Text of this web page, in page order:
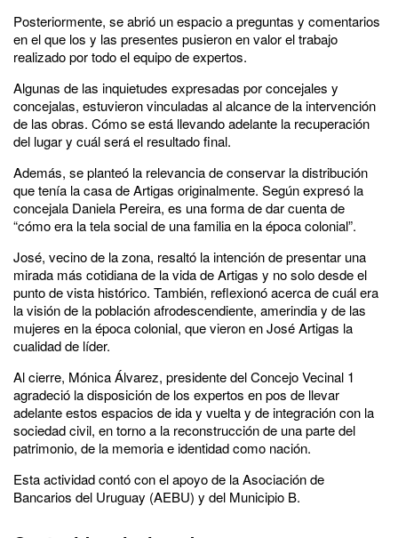
Posteriormente, se abrió un espacio a preguntas y comentarios
en el que los y las presentes pusieron en valor el trabajo
realizado por todo el equipo de expertos.
Algunas de las inquietudes expresadas por concejales y
concejalas, estuvieron vinculadas al alcance de la intervención
de las obras. Cómo se está llevando adelante la recuperación
del lugar y cuál será el resultado final.
Además, se planteó la relevancia de conservar la distribución
que tenía la casa de Artigas originalmente. Según expresó la
concejala Daniela Pereira, es una forma de dar cuenta de
“cómo era la tela social de una familia en la época colonial”.
José, vecino de la zona, resaltó la intención de presentar una
mirada más cotidiana de la vida de Artigas y no solo desde el
punto de vista histórico. También, reflexionó acerca de cuál era
la visión de la población afrodescendiente, amerindia y de las
mujeres en la época colonial, que vieron en José Artigas la
cualidad de líder.
Al cierre, Mónica Álvarez, presidente del Concejo Vecinal 1
agradeció la disposición de los expertos en pos de llevar
adelante estos espacios de ida y vuelta y de integración con la
sociedad civil, en torno a la reconstrucción de una parte del
patrimonio, de la memoria e identidad como nación.
Esta actividad contó con el apoyo de la Asociación de
Bancarios del Uruguay (AEBU) y del Municipio B.